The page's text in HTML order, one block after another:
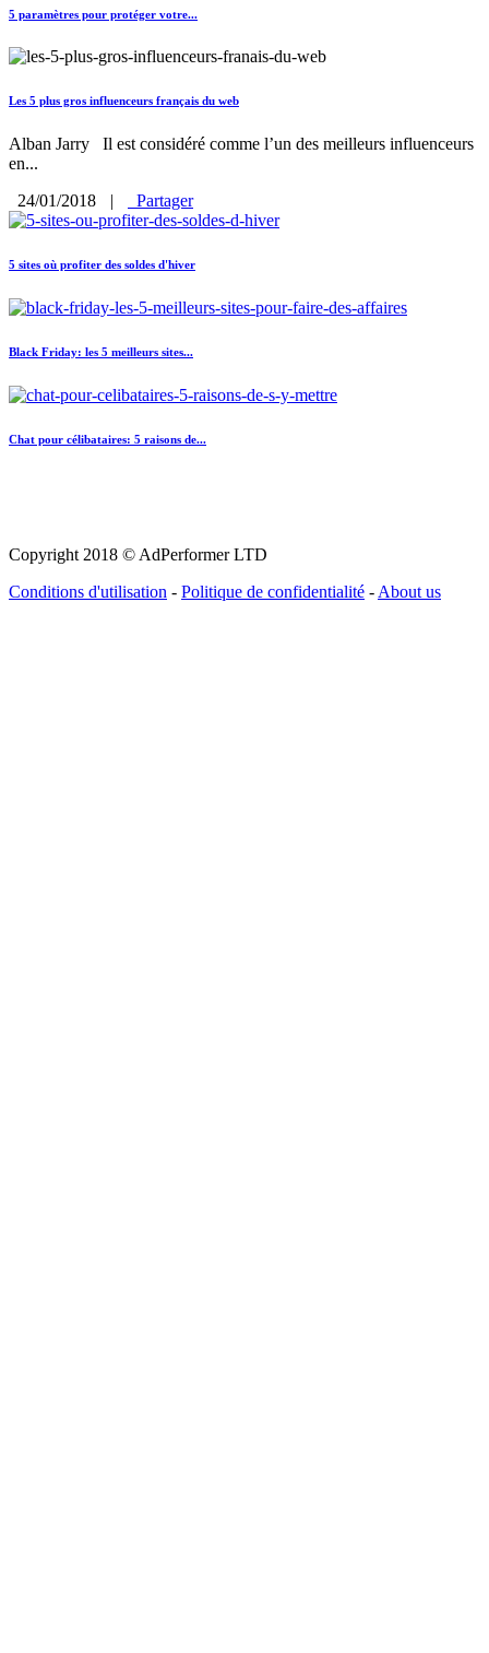
5 paramètres pour protéger votre...
Les 5 plus gros influenceurs français du web
Alban Jarry Il est considéré comme l’un des meilleurs influenceurs
en...
24/01/2018
| Partager
5 sites où profiter des soldes d'hiver
Black Friday: les 5 meilleurs sites...
Chat pour célibataires: 5 raisons de...
Copyright 2018 © AdPerformer LTD
Conditions d'utilisation - Politique de confidentialité - About us